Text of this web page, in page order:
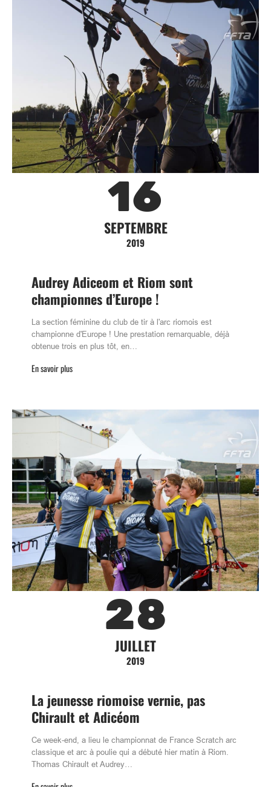
16
SEPTEMBRE
2019
Audrey Adiceom et Riom sont
championnes d’Europe !
La section féminine du club de tir à l'arc riomois est
championne d'Europe ! Une prestation remarquable, déjà
obtenue trois en plus tôt, en…
En savoir plus
28
JUILLET
2019
La jeunesse riomoise vernie, pas
Chirault et Adicéom
Ce week-end, a lieu le championnat de France Scratch arc
classique et arc à poulie qui a débuté hier matin à Riom.
Thomas Chirault et Audrey…